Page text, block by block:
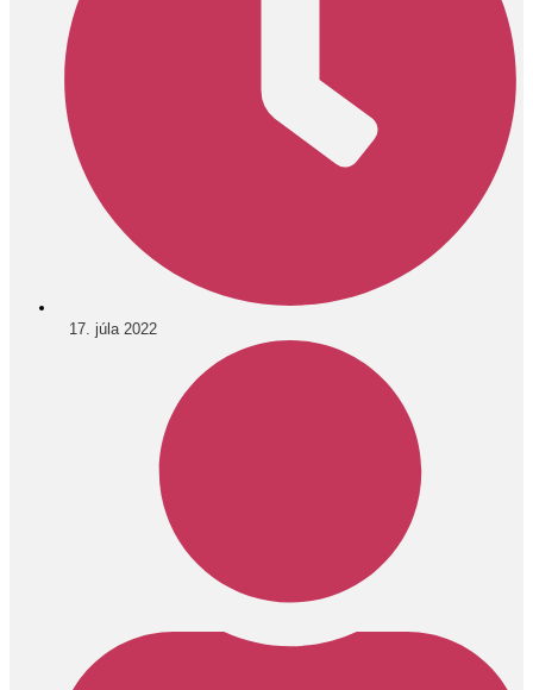
17. júla 2022